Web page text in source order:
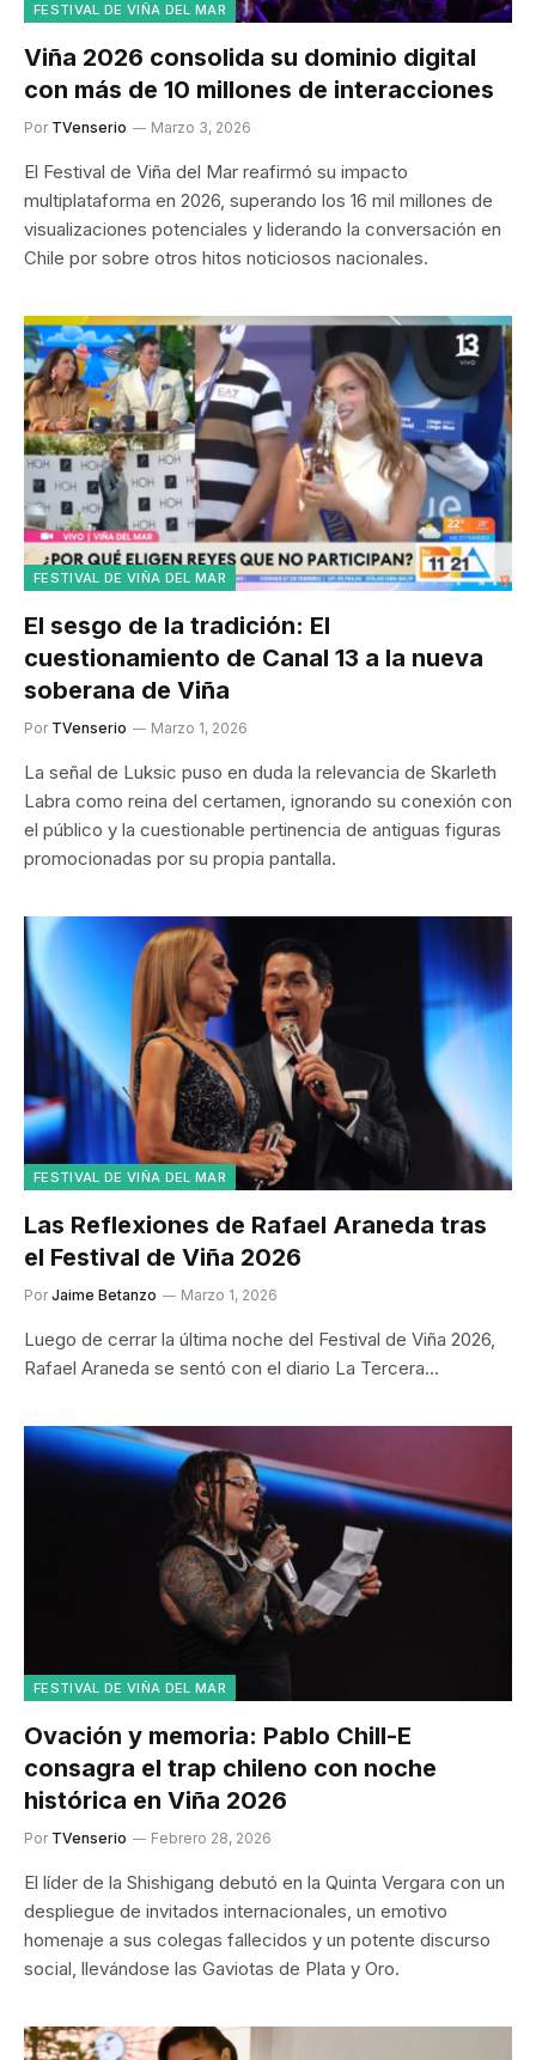
FESTIVAL DE VIÑA DEL MAR
Viña 2026 consolida su dominio digital
con más de 10 millones de interacciones
Por TVenserio Marzo 3, 2026
El Festival de Viña del Mar reafirmó su impacto
multiplataforma en 2026, superando los 16 mil millones de
visualizaciones potenciales y liderando la conversación en
Chile por sobre otros hitos noticiosos nacionales.
FESTIVAL DE VIÑA DEL MAR
El sesgo de la tradición: El
cuestionamiento de Canal 13 a la nueva
soberana de Viña
Por TVenserio Marzo 1, 2026
La señal de Luksic puso en duda la relevancia de Skarleth
Labra como reina del certamen, ignorando su conexión con
el público y la cuestionable pertinencia de antiguas figuras
promocionadas por su propia pantalla.
FESTIVAL DE VIÑA DEL MAR
Las Reflexiones de Rafael Araneda tras
el Festival de Viña 2026
Por Jaime Betanzo Marzo 1, 2026
Luego de cerrar la última noche del Festival de Viña 2026,
Rafael Araneda se sentó con el diario La Tercera…
FESTIVAL DE VIÑA DEL MAR
Ovación y memoria: Pablo Chill-E
consagra el trap chileno con noche
histórica en Viña 2026
Por TVenserio Febrero 28, 2026
El líder de la Shishigang debutó en la Quinta Vergara con un
despliegue de invitados internacionales, un emotivo
homenaje a sus colegas fallecidos y un potente discurso
social, llevándose las Gaviotas de Plata y Oro.